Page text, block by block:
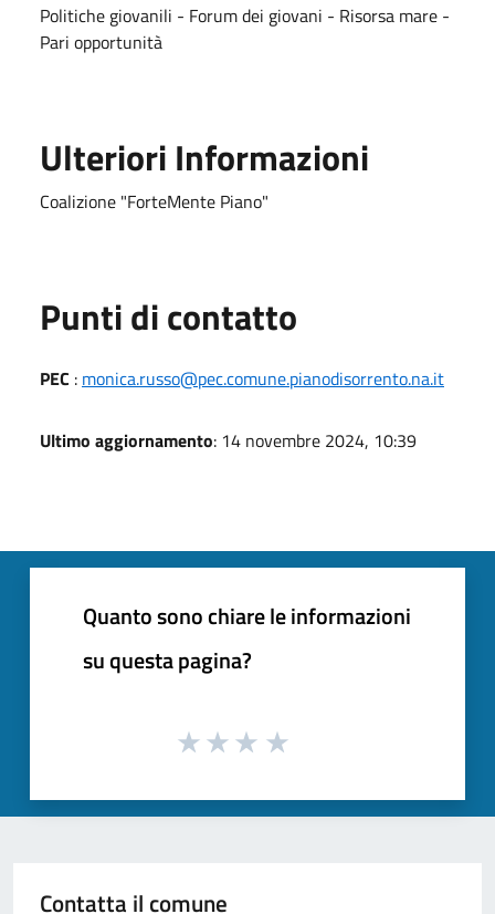
Politiche giovanili - Forum dei giovani - Risorsa mare -
Pari opportunità
Ulteriori Informazioni
Coalizione "ForteMente Piano"
Punti di contatto
PEC : monica.russo@pec.comune.pianodisorrento.na.it
Ultimo aggiornamento: 14 novembre 2024, 10:39
Quanto sono chiare le informazioni
su questa pagina?
Contatta il comune